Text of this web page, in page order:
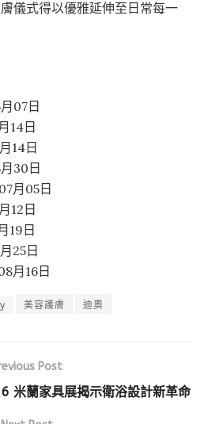
儀式得以優雅延伸至日常每一
07日
14日
14日
30日
月05日
12日
19日
25日
月16日
美容護膚 迪奧
Post
米蘭家具展揭示衛浴設計新革命